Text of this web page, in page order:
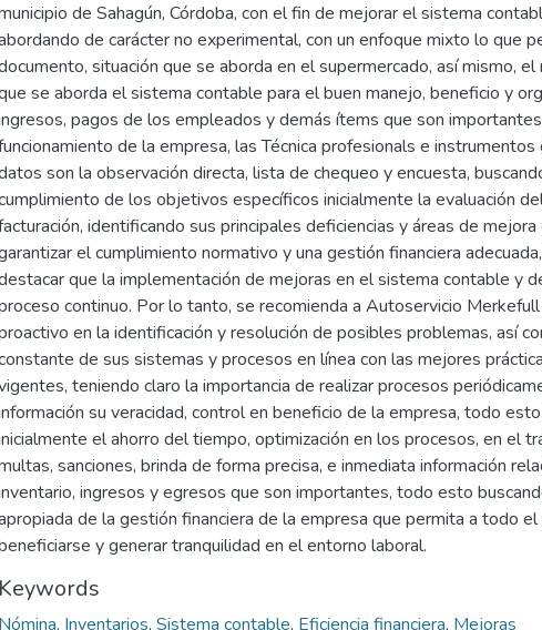
de Sahagún, Córdoba, con el fin de mejorar el sistema
de carácter no experimental, con un enfoque mixto lo que
situación que se aborda en el supermercado, así mismo,
se aborda el sistema contable para el buen manejo, beneficio y
pagos de los empleados y demás ítems que son
de la empresa, las Técnica profesionals e instrumentos
son la observación directa, lista de chequeo y encuesta,
de los objetivos específicos inicialmente la evaluación
identificando sus principales deficiencias y áreas de
el cumplimiento normativo y una gestión financiera
que la implementación de mejoras en el sistema contable y
continuo. Por lo tanto, se recomienda a Autoservicio
en la identificación y resolución de posibles problemas, así
de sus sistemas y procesos en línea con las mejores
teniendo claro la importancia de realizar procesos
su veracidad, control en beneficio de la empresa, todo
el ahorro del tiempo, optimización en los procesos, en el
sanciones, brinda de forma precisa, e inmediata información
ingresos y egresos que son importantes, todo esto
de la gestión financiera de la empresa que permita a todo
y generar tranquilidad en el entorno laboral.
Keywords
Nómina, Inventarios, Sistema contable, Eficiencia financiera, Mejoras